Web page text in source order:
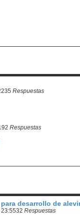
35 Respuestas
2 Respuestas
desarrollo de
32 Respuestas